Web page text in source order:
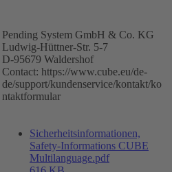
Pending System GmbH & Co. KG
Ludwig-Hüttner-Str. 5-7
D-95679 Waldershof
Contact: https://www.cube.eu/de-
de/support/kundenservice/kontakt/ko
ntaktformular
Sicherheitsinformationen,
Safety-Informations CUBE
Multilanguage.pdf